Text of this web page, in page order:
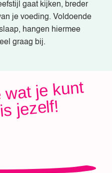
gaat kijken, breder
je voeding. Voldoende
hangen hiermee
graag bij.
kunt
jezelf!